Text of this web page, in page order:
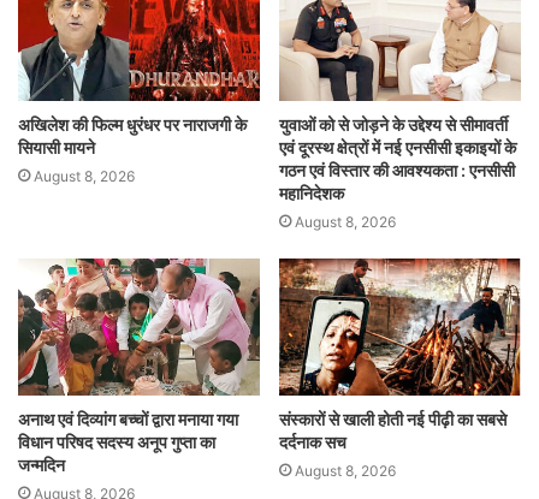
अखिलेश की फिल्म धुरंधर पर नाराजगी के
सियासी मायने
August 8, 2026
युवाओं को से जोड़ने के उद्देश्य से सीमावर्ती
एवं दूरस्थ क्षेत्रों में नई एनसीसी इकाइयों के
गठन एवं विस्तार की आवश्यकता : एनसीसी
महानिदेशक
August 8, 2026
अनाथ एवं दिव्यांग बच्चों द्वारा मनाया गया
विधान परिषद सदस्य अनूप गुप्ता का
जन्मदिन
August 8, 2026
संस्कारों से खाली होती नई पीढ़ी का सबसे
दर्दनाक सच
August 8, 2026